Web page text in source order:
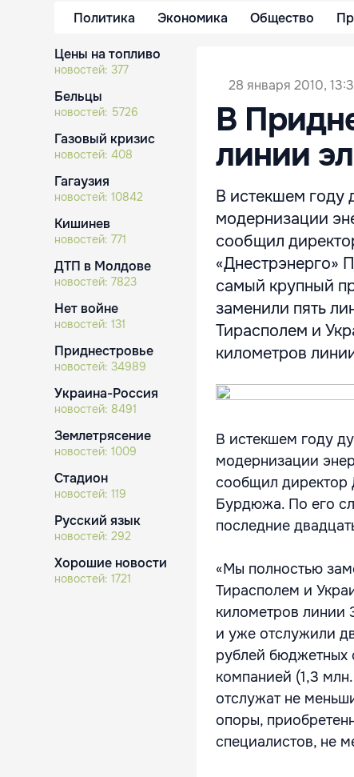
Политика Экономика Общество
Цены на топливо
новостей: 377
Бельцы
новостей: 5726
Газовый кризис
новостей: 408
Гагаузия
новостей: 10842
Кишинев
новостей: 771
ДТП в Молдове
новостей: 7823
Нет войне
новостей: 131
Приднестровье
новостей: 34989
Украина-Россия
новостей: 8491
Землетрясение
новостей: 1009
Стадион
новостей: 119
Русский язык
новостей: 292
Хорошие новости
новостей: 1721
28 января 2010,
В
линии
В истекшем году
модернизации
сообщил
«Днестрэнерго»
самый крупный
заменили пять
Тирасполем и
километров
В истекшем году
модернизации
сообщил директор
Бурдюжа. По его
последние
«Мы полностью
Тирасполем и
километров линии
и уже отслужили
рублей бюджетных
компанией (1,3
отслужат не
опоры,
специалистов, не